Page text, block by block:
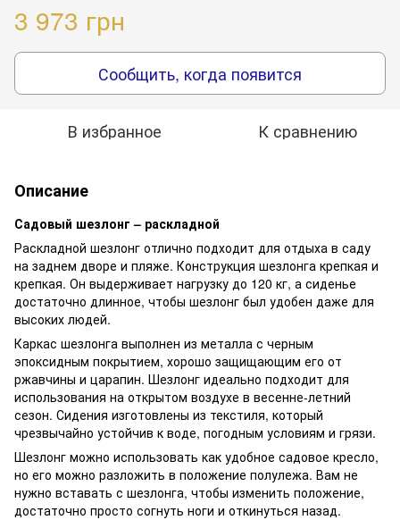
3 973 грн
Сообщить, когда появится
В избранное К сравнению
Описание
Садовый шезлонг – раскладной
Раскладной шезлонг отлично подходит для отдыха в саду
на заднем дворе и пляже. Конструкция шезлонга крепкая и
крепкая. Он выдерживает нагрузку до 120 кг, а сиденье
достаточно длинное, чтобы шезлонг был удобен даже для
высоких людей.
Каркас шезлонга выполнен из металла с черным
эпоксидным покрытием, хорошо защищающим его от
ржавчины и царапин. Шезлонг идеально подходит для
использования на открытом воздухе в весенне-летний
сезон. Сидения изготовлены из текстиля, который
чрезвычайно устойчив к воде, погодным условиям и грязи.
Шезлонг можно использовать как удобное садовое кресло,
но его можно разложить в положение полулежа. Вам не
нужно вставать с шезлонга, чтобы изменить положение,
достаточно просто согнуть ноги и откинуться назад.